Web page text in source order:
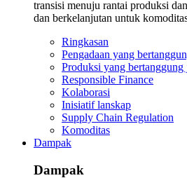
transisi menuju rantai produksi
dan berkelanjutan untuk
Ringkasan
Pengadaan yang
Produksi yang bertanggung
Responsible Finance
Kolaborasi
Inisiatif lanskap
Supply Chain Regulation
Komoditas
Dampak
Dampak